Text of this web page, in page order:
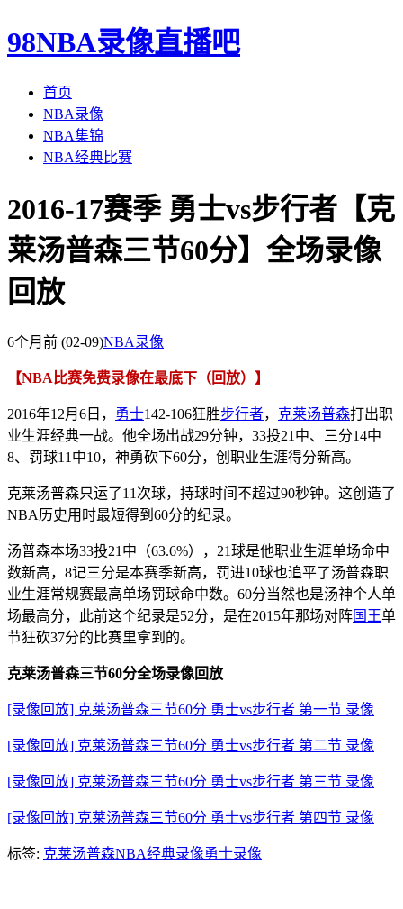
98NBA录像直播吧
首页
NBA录像
NBA集锦
NBA经典比赛
2016-17赛季 勇士vs步行者【克
莱汤普森三节60分】全场录像
回放
6个月前 (02-09)NBA录像
【NBA比赛免费录像在最底下（回放）】
2016年12月6日， 勇士142-106狂胜步行者， 克莱汤普森打出职
业生涯经典一战。他全场出战29分钟，33投21中、三分14中
8、罚球11中10，神勇砍下60分，创职业生涯得分新高。
克莱汤普森只运了11次球，持球时间不超过90秒钟。这创造了
NBA历史用时最短得到60分的纪录。
汤普森本场33投21中（63.6%），21球是他职业生涯单场命中
数新高，8记三分是本赛季新高，罚进10球也追平了汤普森职
业生涯常规赛最高单场罚球命中数。60分当然也是汤神个人单
场最高分，此前这个纪录是52分，是在2015年那场对阵国王单
节狂砍37分的比赛里拿到的。
克莱汤普森三节60分全场录像回放
[录像回放] 克莱汤普森三节60分 勇士vs步行者 第一节 录像
[录像回放] 克莱汤普森三节60分 勇士vs步行者 第二节 录像
[录像回放] 克莱汤普森三节60分 勇士vs步行者 第三节 录像
[录像回放] 克莱汤普森三节60分 勇士vs步行者 第四节 录像
标签: 克莱汤普森NBA经典录像勇士录像